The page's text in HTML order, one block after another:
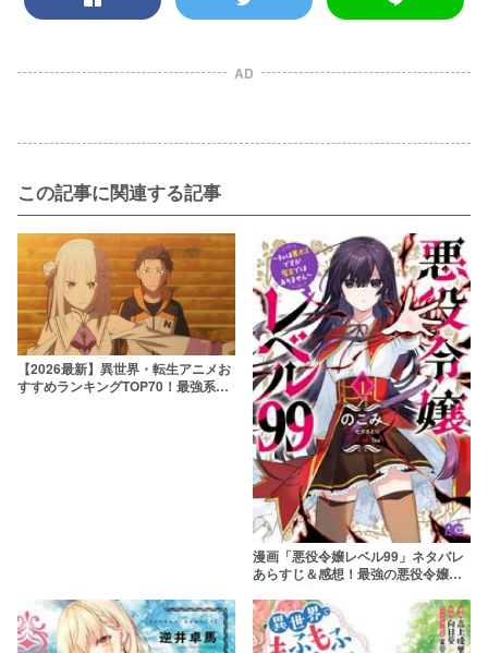
AD
この記事に関連する記事
【2026最新】異世界・転生アニメお
すすめランキングTOP70！最強系か
漫画「悪役令嬢レベル99」ネタバレ
あらすじ＆感想！最強の悪役令嬢が